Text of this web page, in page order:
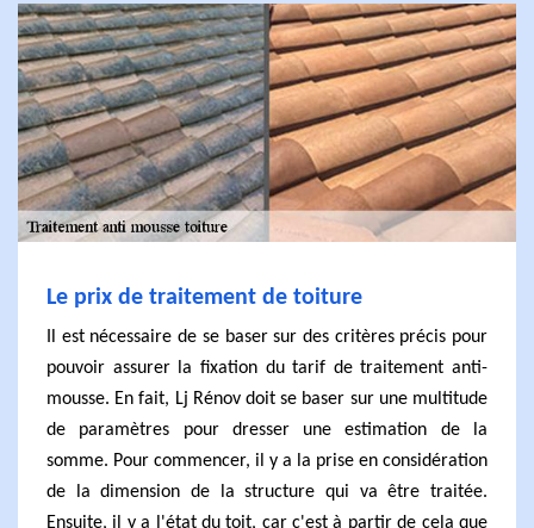
Le prix de traitement de toiture
Il est nécessaire de se baser sur des critères précis pour
pouvoir assurer la fixation du tarif de traitement anti-
mousse. En fait, Lj Rénov doit se baser sur une multitude
de paramètres pour dresser une estimation de la
somme. Pour commencer, il y a la prise en considération
de la dimension de la structure qui va être traitée.
Ensuite, il y a l'état du toit, car c'est à partir de cela que